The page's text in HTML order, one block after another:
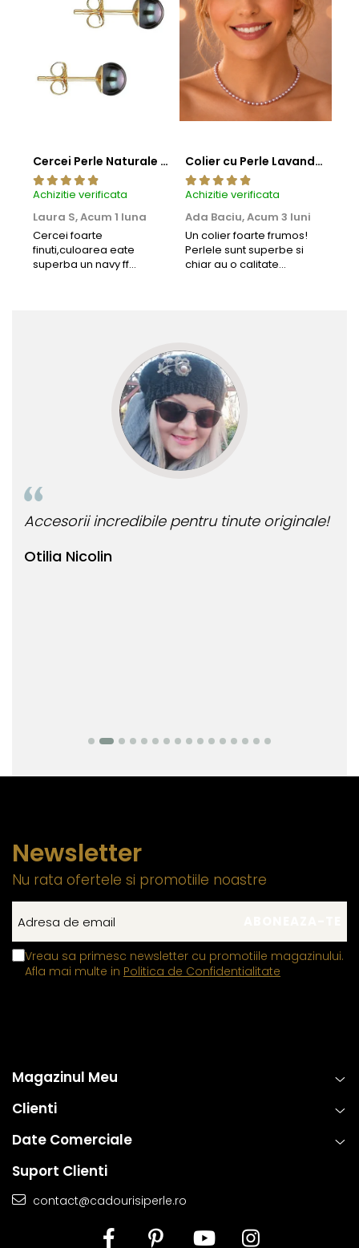
Cercei Perle Naturale Negre 5-6 mm, Buton AAA, Aur 14K (aur 585), Tip Șurub | KASKADDA®
Achizitie verificata
Laura S,Acum 1 luna
Cercei foarte
finuti,culoarea eate
superba un navy ff
Colier cu Perle Lavanda la Baza Gatului, de 4-5 mm, Perle Rare, Calitate AAA+, Aur 14K | KASKADDA®
Achizitie verificata
Ada Baciu,Acum 3 luni
Un colier foarte frumos!
Perlele sunt superbe si
chiar au o calitate
Otilia Nicolin
Accesorii incredibile pentru tinute originale!
Newsletter
Nu rata ofertele si promotiile noastre
Vreau sa primesc newsletter cu promotiile magazinului.
Afla mai multe in Politica de Confidentialitate
Magazinul Meu
Clienti
Date Comerciale
Suport Clienti
contact@cadourisiperle.ro